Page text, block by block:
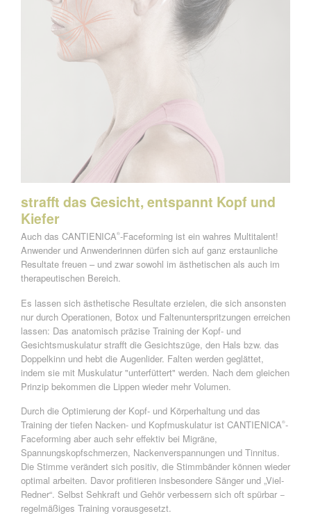
strafft das Gesicht, entspannt Kopf und
Kiefer
Auch das CANTIENICA®-Faceforming ist ein wahres Multitalent!
Anwender und Anwenderinnen dürfen sich auf ganz erstaunliche
Resultate freuen – und zwar sowohl im ästhetischen als auch im
therapeutischen Bereich.
Es lassen sich ästhetische Resultate erzielen, die sich ansonsten
nur durch Operationen, Botox und Faltenunterspritzungen erreichen
lassen: Das anatomisch präzise Training der Kopf- und
Gesichtsmuskulatur strafft die Gesichtszüge, den Hals bzw. das
Doppelkinn und hebt die Augenlider. Falten werden geglättet,
indem sie mit Muskulatur "unterfüttert" werden. Nach dem gleichen
Prinzip bekommen die Lippen wieder mehr Volumen.
Durch die Optimierung der Kopf- und Körperhaltung und das
Training der tiefen Nacken- und Kopfmuskulatur ist CANTIENICA®-
Faceforming aber auch sehr effektiv bei Migräne,
Spannungskopfschmerzen, Nackenverspannungen und Tinnitus.
Die Stimme verändert sich positiv, die Stimmbänder können wieder
optimal arbeiten. Davor profitieren insbesondere Sänger und „Viel-
Redner“. Selbst Sehkraft und Gehör verbessern sich oft spürbar −
regelmäßiges Training vorausgesetzt.